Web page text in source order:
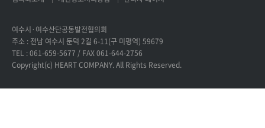
여수시·여수산단공동발전협의회
주소 : 전남 여수시 둔덕 2길 6-11(구 미평역) 59679
TEL : 061-659-5677 / FAX 061-644-2756
Copyright(c) HEART COMPANY. All Rights Reserved.